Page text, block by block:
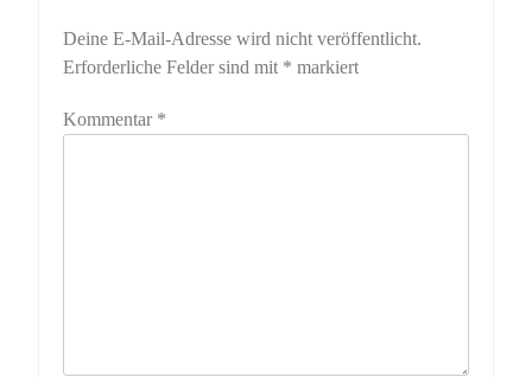
Deine E-Mail-Adresse wird nicht veröffentlicht.
Erforderliche Felder sind mit * markiert
Kommentar *